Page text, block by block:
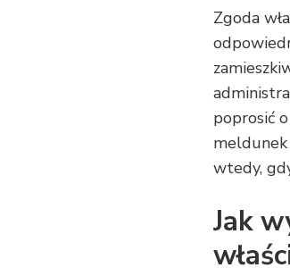
Zgoda
poprosić
wtedy,
Jak